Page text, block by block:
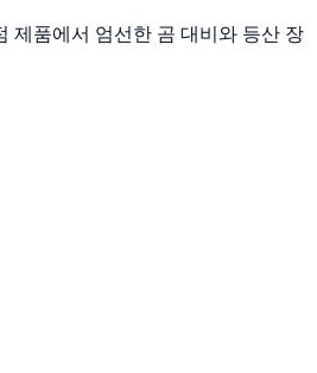
제품에서 엄선한 곰 대비와 등산 장